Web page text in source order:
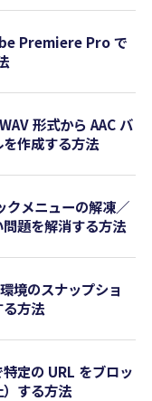
Premiere Pro で
形式から AAC バ
作成する方法
メニューの解凍／
題を解消する方法
境のスナップショ
方法
定の URL をブロッ
する方法